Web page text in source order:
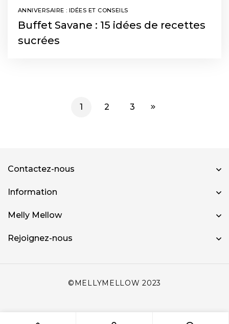
ANNIVERSAIRE : IDÉES ET CONSEILS
Buffet Savane : 15 idées de recettes
sucrées
1 2 3
Contactez-nous
Information
Melly Mellow
Rejoignez-nous
©MELLYMELLOW 2023